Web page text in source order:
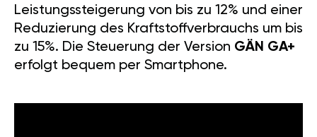
Leistungssteigerung von bis zu 12% und einer
Reduzierung des Kraftstoffverbrauchs um bis
zu 15%. Die Steuerung der Version GÄN GA+
erfolgt bequem per Smartphone.